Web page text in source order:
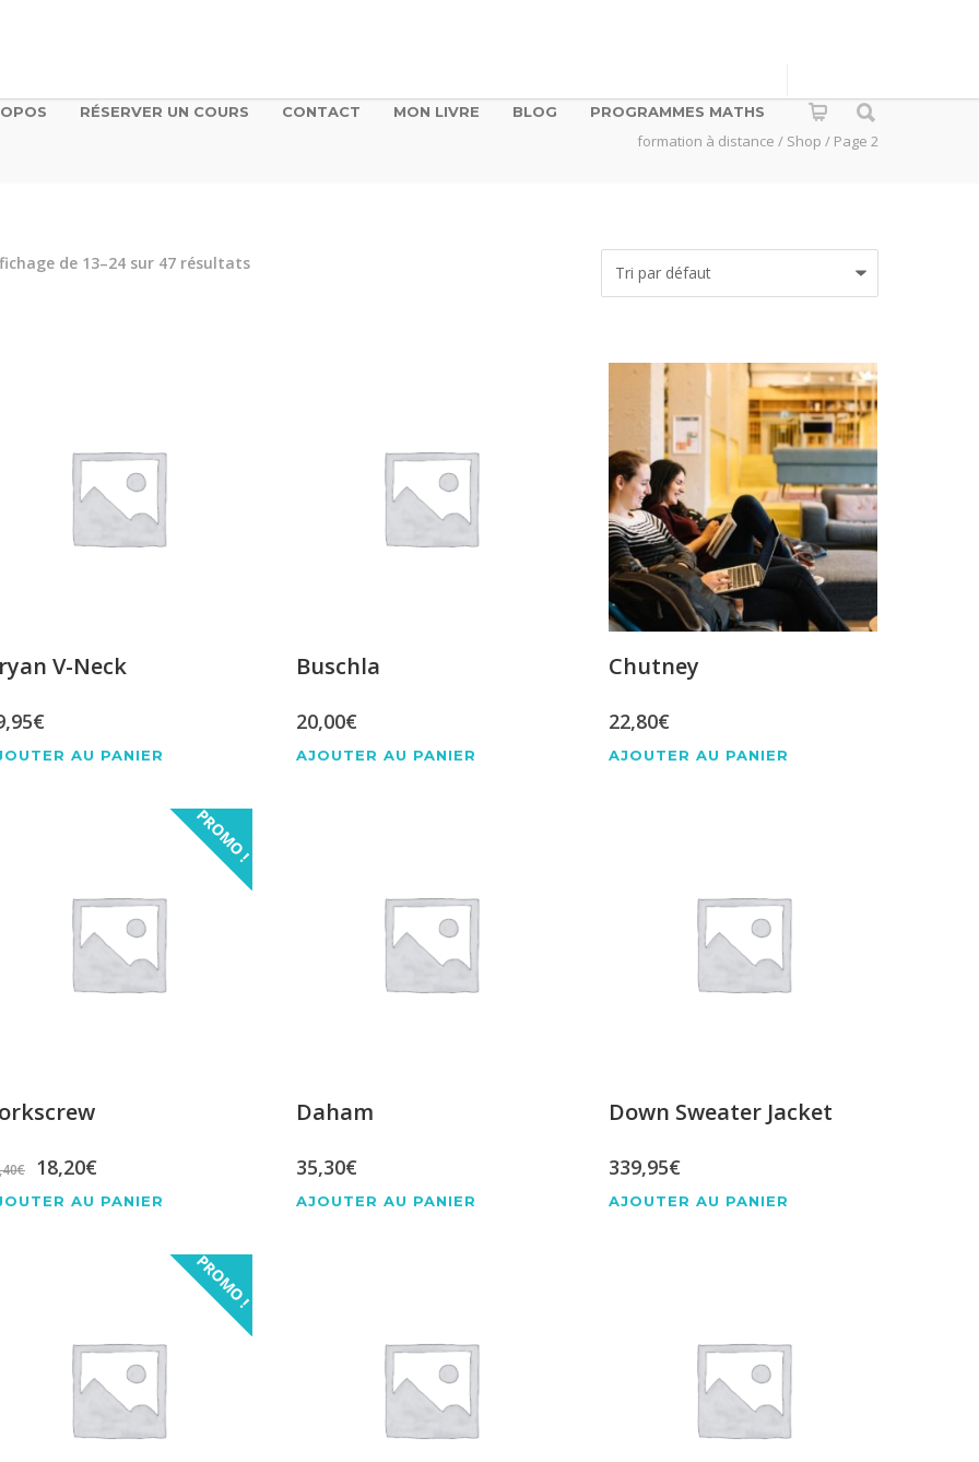
RÉSERVER UN COURS CONTACT MON LIVRE BLOG PROGRAMMES MATHS
formation à distance / Shop / Page 2
de 13–24 sur 47 résultats
V-Neck
€
AU PANIER
Buschla
20,00€
AJOUTER AU PANIER
Chutney
22,80€
AJOUTER AU PANIER
PROMO !
€
Le
prix
18,20€Le
prix
AU PANIER
Daham
35,30€
AJOUTER AU PANIER
Down Sweater Jacket
339,95€
AJOUTER AU PANIER
PROMO !